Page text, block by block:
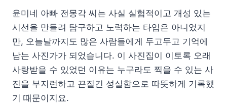
윤미네 아빠 전몽각 씨는 사실 실험적이고 개성 있는
시선을 만들려 탐구하고 노력하는 타입은 아니었지
만, 오늘날까지도 많은 사람들에게 두고두고 기억에
남는 사진가가 되었습니다. 이 사진집이 이토록 오래
사랑받을 수 있었던 이유는 누구라도 찍을 수 있는 사
진을 부지런하고 끈질긴 성실함으로 따뜻하게 기록했
기 때문이지요.